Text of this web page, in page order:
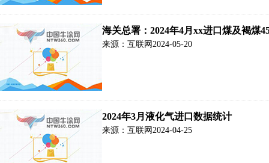
海关总署：2024年4月xx进口煤及褐煤
来源：互联网 2024-05-20
2024年3月液化气进口数据统计
来源：互联网 2024-04-25